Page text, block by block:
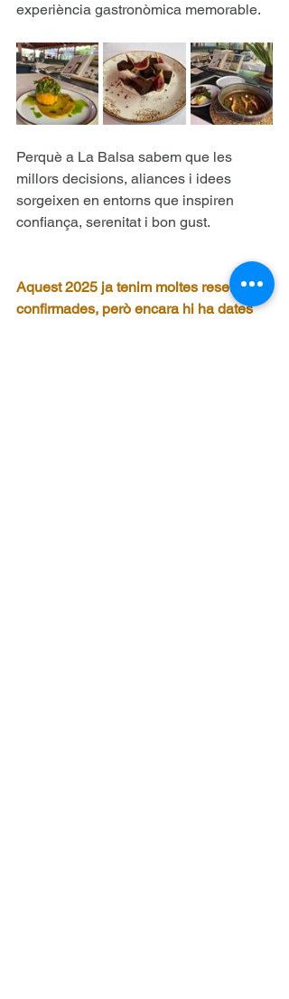
experiència gastronòmica memorable.
Perquè a La Balsa sabem que les
millors decisions, aliances i idees
sorgeixen en entorns que inspiren
confiança, serenitat i bon gust.
Aquest 2025 ja tenim moltes reserves
confirmades, però encara hi ha dates